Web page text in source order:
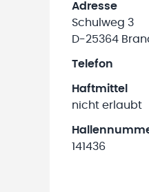
Adresse
Schulweg 3
D-25364
Telefon
Haftmittel
nicht erlaubt
141436